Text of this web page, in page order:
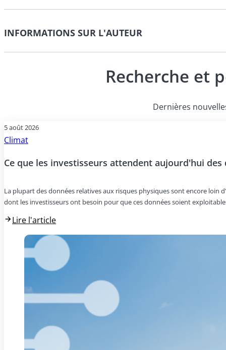
INFORMATIONS SUR L'AUTEUR
Recherche et
Dernières
5 août 2026
Climat
Ce que les investisseurs attendent aujourd'hui
La plupart des données relatives aux risques physiques sont encore loin
dont les investisseurs ont besoin pour que ces données soient
Lire l'article